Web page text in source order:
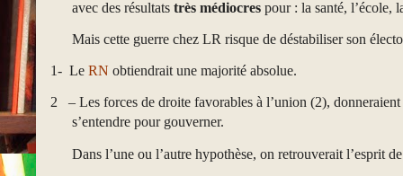
avec des résultats très médiocres pour : la santé, l’école,
Mais cette guerre chez LR risque de déstabiliser son
1- Le RN obtiendrait une majorité absolue.
2 – Les forces de droite favorables à l’union (2),
s’entendre pour gouverner.
Dans l’une ou l’autre hypothèse, on retrouverait l’esprit